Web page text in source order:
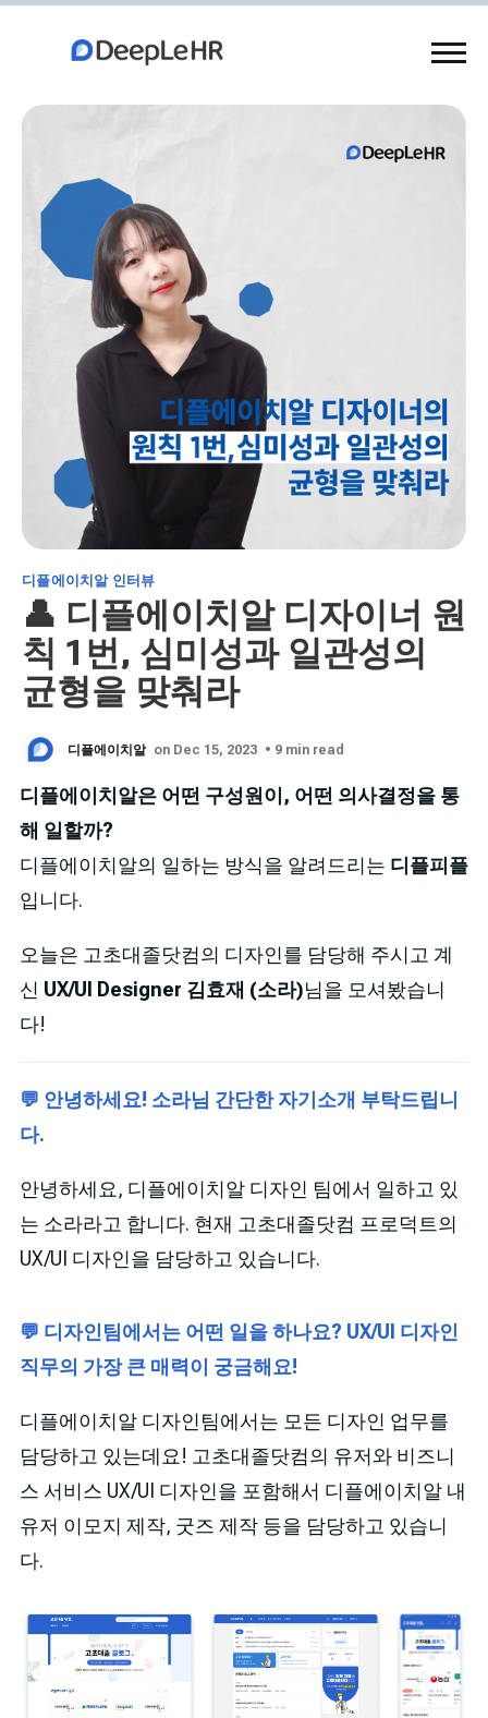
디플에이치알 인터뷰
👤 디플에이치알 디자이너 원
칙 1번, 심미성과 일관성의
균형을 맞춰라
디플에이치알 on Dec 15, 2023 • 9 min read
디플에이치알은 어떤 구성원이, 어떤 의사결정을 통
해 일할까?
디플에이치알의 일하는 방식을 알려드리는 디플피플
입니다.
오늘은 고초대졸닷컴의 디자인를 담당해 주시고 계
신 UX/UI Designer 김효재 (소라)님을 모셔봤습니
다!
💬 안녕하세요! 소라님 간단한 자기소개 부탁드립니
다.
안녕하세요, 디플에이치알 디자인 팀에서 일하고 있
는 소라라고 합니다. 현재 고초대졸닷컴 프로덕트의
UX/UI 디자인을 담당하고 있습니다.
💬 디자인팀에서는 어떤 일을 하나요? UX/UI 디자인
직무의 가장 큰 매력이 궁금해요!
디플에이치알 디자인팀에서는 모든 디자인 업무를
담당하고 있는데요! 고초대졸닷컴의 유저와 비즈니
스 서비스 UX/UI 디자인을 포함해서 디플에이치알 내
유저 이모지 제작, 굿즈 제작 등을 담당하고 있습니
다.